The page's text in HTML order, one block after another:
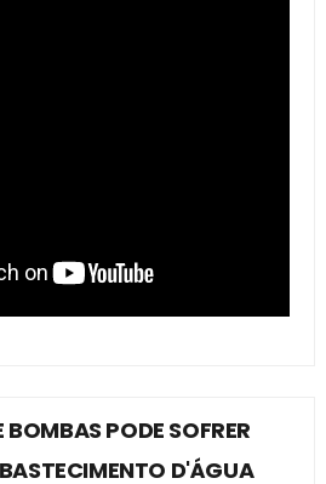
BOMBAS PODE SOFRER
D'ÁGUA